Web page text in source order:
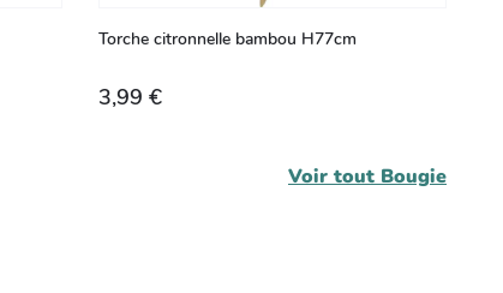
Torche citronnelle bambou H77cm
3,99 €
Voir tout Bougie